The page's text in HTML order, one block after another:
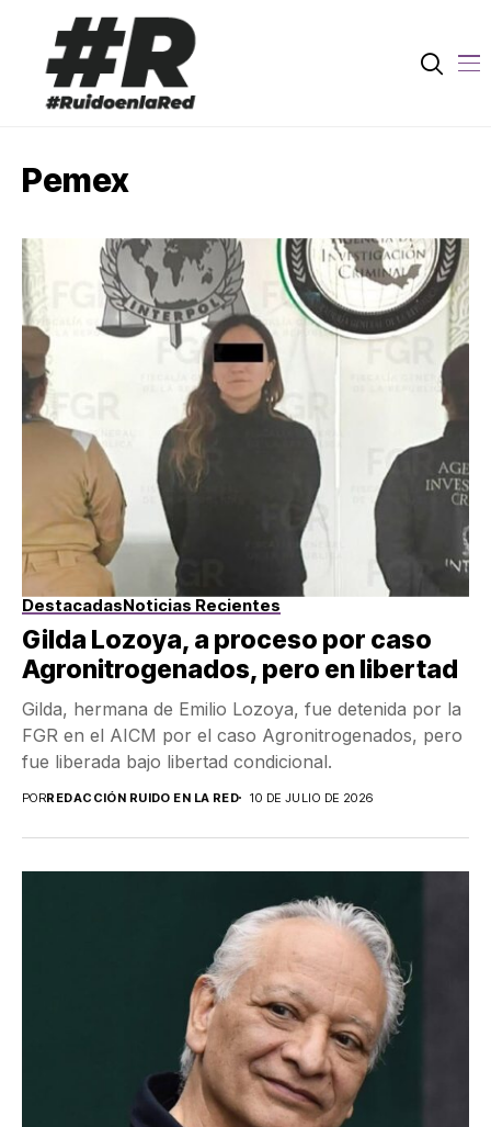
Pemex
DestacadasNoticias Recientes
Gilda Lozoya, a proceso por caso
Agronitrogenados, pero en libertad
Gilda, hermana de Emilio Lozoya, fue detenida por la
FGR en el AICM por el caso Agronitrogenados, pero
fue liberada bajo libertad condicional.
PORREDACCIÓN RUIDO EN LA RED 10 DE JULIO DE 2026